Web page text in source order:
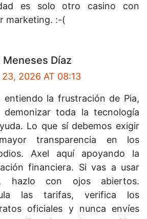
es solo otro casino con
marketing. :-(
Meneses Díaz
23, 2026 AT 08:13
entiendo la frustración de Pia,
demonizar toda la tecnología
Lo que sí debemos exigir
transparencia en los
Axel aquí apoyando la
financiera. Si vas a usar
hazlo con ojos abiertos.
las tarifas, verifica los
oficiales y nunca envíes